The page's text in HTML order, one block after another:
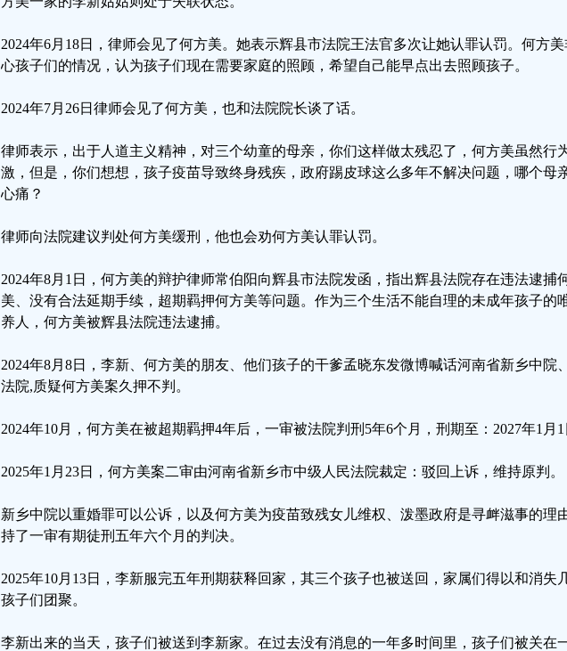
2024年6月18日，律师会见了何方美。她表示辉县市法院王法官多次让她认罪认罚。何方美
心孩子们的情况，认为孩子们现在需要家庭的照顾，希望自己能早点出去照顾孩子。
2024年7月26日律师会见了何方美，也和法院院长谈了话。
律师表示，出于人道主义精神，对三个幼童的母亲，你们这样做太残忍了，何方美虽然行
激，但是，你们想想，孩子疫苗导致终身残疾，政府踢皮球这么多年不解决问题，哪个母
心痛？
律师向法院建议判处何方美缓刑，他也会劝何方美认罪认罚。
2024年8月1日，何方美的辩护律师常伯阳向辉县市法院发函，指出辉县法院存在违法逮捕
美、没有合法延期手续，超期羁押何方美等问题。作为三个生活不能自理的未成年孩子的
养人，何方美被辉县法院违法逮捕。
2024年8月8日，李新、何方美的朋友、他们孩子的干爹孟晓东发微博喊话河南省新乡中院
法院,质疑何方美案久押不判。
2024年10月，何方美在被超期羁押4年后，一审被法院判刑5年6个月，刑期至：2027年1月1
2025年1月23日，何方美案二审由河南省新乡市中级人民法院裁定：驳回上诉，维持原判。
新乡中院以重婚罪可以公诉，以及何方美为疫苗致残女儿维权、泼墨政府是寻衅滋事的理
持了一审有期徒刑五年六个月的判决。
2025年10月13日，李新服完五年刑期获释回家，其三个孩子也被送回，家属们得以和消失
孩子们团聚。
李新出来的当天，孩子们被送到李新家。在过去没有消息的一年多时间里，孩子们被关在